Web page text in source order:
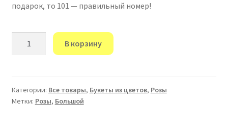
подарок, то 101 — правильный номер!
Количество
Эквадорские
розы”
В корзину
Категории: Все товары, Букеты из цветов, Розы
Метки: Розы, Большой